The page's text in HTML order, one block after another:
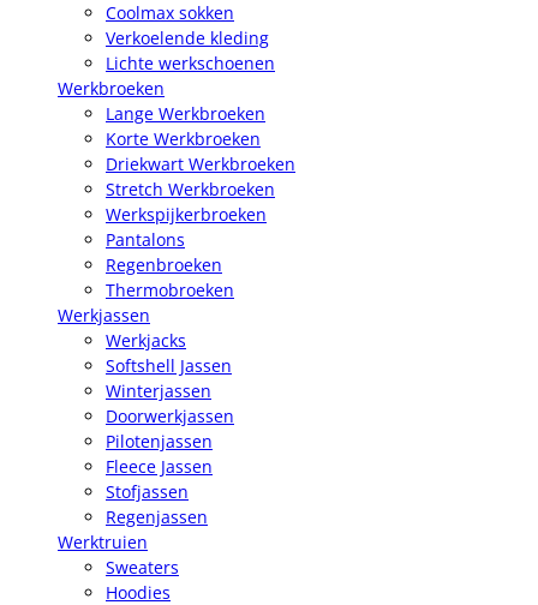
Coolmax sokken
Verkoelende kleding
Lichte werkschoenen
Werkbroeken
Lange Werkbroeken
Korte Werkbroeken
Driekwart Werkbroeken
Stretch Werkbroeken
Werkspijkerbroeken
Pantalons
Regenbroeken
Thermobroeken
Werkjassen
Werkjacks
Softshell Jassen
Winterjassen
Doorwerkjassen
Pilotenjassen
Fleece Jassen
Stofjassen
Regenjassen
Werktruien
Sweaters
Hoodies